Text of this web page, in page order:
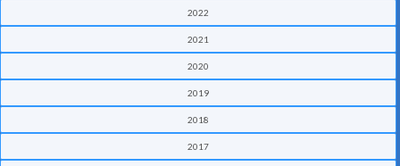
2022
2021
2020
2019
2018
2017